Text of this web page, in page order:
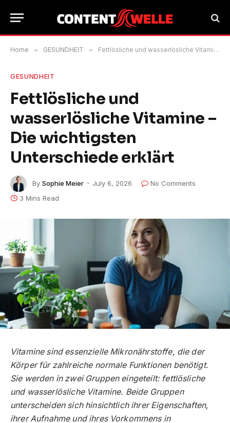
Home » GESUNDHEIT » Fettlösliche und wasserlösliche Vitamine – Die wichtigsten Unterschiede erklärt
GESUNDHEIT
Fettlösliche und
wasserlösliche Vitamine –
Die wichtigsten
Unterschiede erklärt
By Sophie Meier July 6, 2026
No Comments
3 Mins Read
Vitamine sind essenzielle Mikronährstoffe, die der
Körper für zahlreiche normale Funktionen benötigt.
Sie werden in zwei Gruppen eingeteilt: fettlösliche
und wasserlösliche Vitamine. Beide Gruppen
unterscheiden sich hinsichtlich ihrer Eigenschaften,
ihrer Aufnahme und ihres Vorkommens in